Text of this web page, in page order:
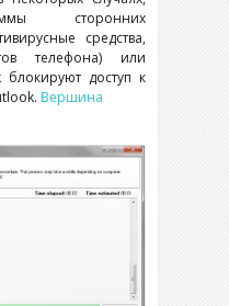
сторонних
средства,
телефона) или
блокируют доступ к
Вершина